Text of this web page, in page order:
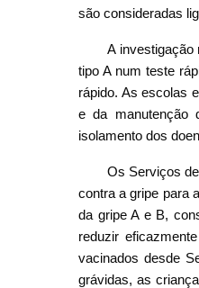
são consideradas
A investigação
tipo A num teste
rápido. As escolas
e da manutenção
isolamento dos
Os Serviços
contra a gripe para
da gripe A e B,
reduzir
vacinados desde
grávidas, as